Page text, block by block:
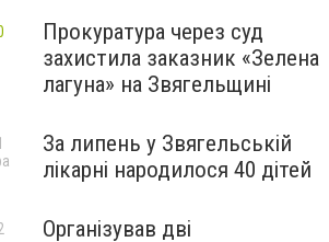
Прокуратура через суд
захистила заказник «Зелена
лагуна» на Звягельщині
За липень у Звягельській
лікарні народилося 40 дітей
Організував дві